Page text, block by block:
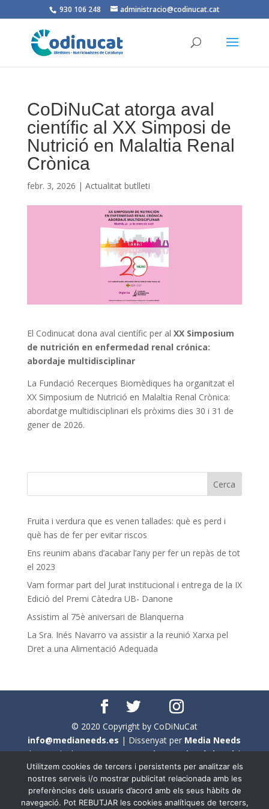
930 106 248 administracio@codinucat.cat
CoDiNuCat atorga aval
científic al XX Simposi de
Nutrició en Malaltia Renal
Crònica
febr. 3, 2026 | Actualitat butlleti
El Codinucat dona aval científic per al XX Simposium
de nutrición en enfermedad renal crónica:
abordaje multidisciplinar
La Fundació Recerques Biomèdiques ha organitzat el
XX Simposium de Nutrició en Malaltia Renal Crònica:
abordatge multidisciplinari els pròxims dies 30 i 31 de
gener de 2026.
Fruita i verdura que es venen tallades: què es perd i
què has de fer per evitar riscos
Ens reunim abans d’acabar l’any per fer un repàs de tot
el 2023
Vam formar part del Jurat institucional i entrega de la IX
Edició del Premi Càtedra UB- Danone
Assistim al 75è aniversari de Blanquerna
La Sra. Inés Navarro va assistir a la reunió Xarxa pel
Dret a una Alimentació Adequada
© 2020 Copyright by CoDiNuCat
info@medianeeds.es | Dissenyat per Media Needs
| Tots els drets reservats aCoDiNuCat |Avís legal|
Avís per cookies
En aquest web s'ha tingut en compte l'ús no sexista del
Utilitzem cookies de tercers i persistents per analitzar els
nostres serveis i/o mostrar publicitat relacionada amb les
preferències dels usuaris d’acord amb els seus hàbits de
navegació. Pot REBUTJAR les cookies analítiques de tercers,